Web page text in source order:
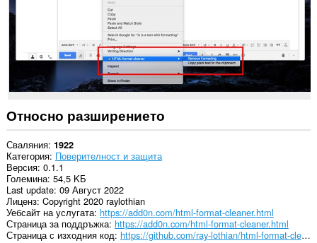
This
create
rich
notifications
and
display
to
you
in
the
system
tray.
Относно разширението
Сваляния 1922
Категория Поверителност и защита
Версия 0.1.1
Големина 54,5 KБ
Last update 09 Август 2022
Лиценз Copyright 2020 raylothian
Уебсайт на услугата https://add0n.com/html-format-cleaner.html
Страница за поддръжка https://add0n.com/html-format-cleaner.html
Страница с изходния код
https://github.com/ray-lothian/html-format-cleaner